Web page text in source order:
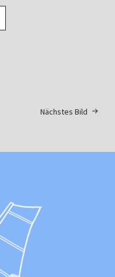
Nächstes Bild